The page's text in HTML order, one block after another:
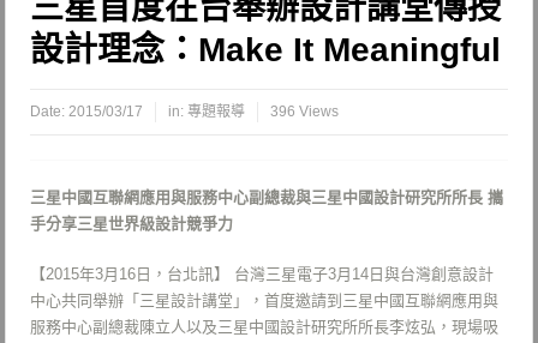
三星首度在台舉辦設計講堂傳授
設計理念：Make It Meaningful
Date:2015/03/17 in:專題報導 396 Views
三星中國互聯網應用與服務中心副總裁與三星中國設計研究所所長 攜
手分享三星世界級設計競爭力
【2015年3月16日，台北訊】 台灣三星電子3月14日與台灣創意設計
中心共同舉辦「三星設計講堂」，首度邀請到三星中國互聯網應用與
服務中心副總裁陳立人以及三星中國設計研究所所長李炫弘，現場吸